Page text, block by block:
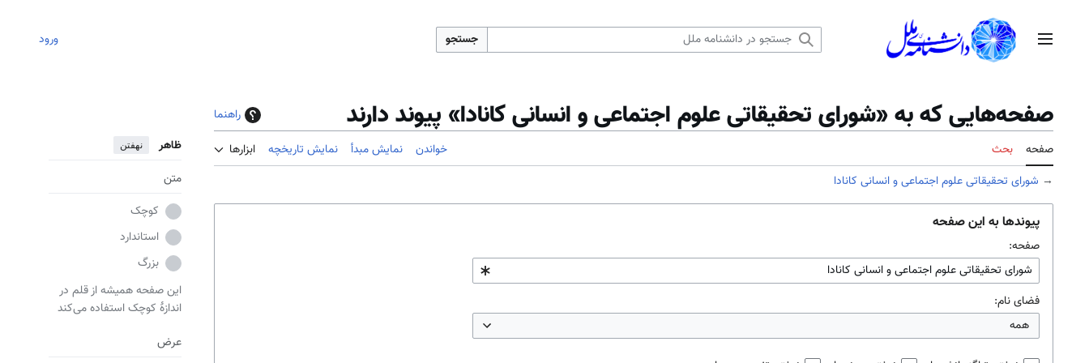
منوی اصلی جستجو ورود
صفحه‌هایی که به «شورای تحقيقاتی علوم اجتماعی و انسانی کانادا» پیوند دارند
راهنما
صفحه
بحث خواندن نمایش مبدأ نمایش تاریخچه ابزارها ظاهر نهفتن
متن
کوچک
استاندارد
بزرگ
این صفحه همیشه از قلم در
اندازهٔ کوچک استفاده می‌کند
عرض
→ شورای تحقيقاتی علوم اجتماعی و انسانی کانادا
پیوندها به این صفحه
صفحه:
فضای نام:
همه